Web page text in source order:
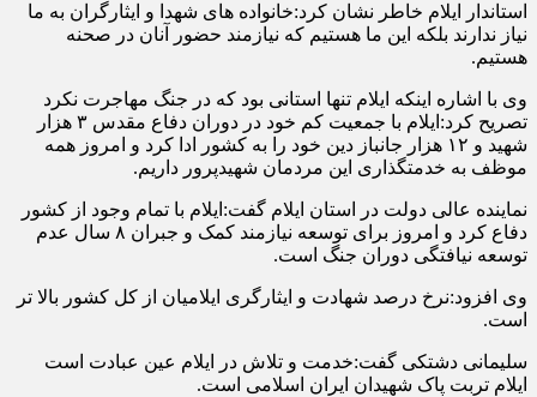
استاندار ایلام خاطر نشان کرد:خانواده های شهدا و ایثارگران به ما
نیاز ندارند بلکه این ما هستیم که نیازمند حضور آنان در صحنه
هستیم.
وی با اشاره اینکه ایلام تنها استانی بود که در جنگ مهاجرت نکرد
تصریح کرد:ایلام با جمعیت کم خود در دوران دفاع مقدس ۳ هزار
شهید و ۱۲ هزار جانباز دین خود را به کشور ادا کرد و امروز همه
موظف به خدمتگذاری این مردمان شهیدپرور داریم.
نماینده عالی دولت در استان ایلام گفت:ایلام با تمام وجود از کشور
دفاع کرد و امروز برای توسعه نیازمند کمک و جبران ۸ سال عدم
توسعه نیافتگی دوران جنگ است.
وی افزود:نرخ درصد شهادت و ایثارگری ایلامیان از کل کشور بالا تر
است.
سلیمانی دشتکی گفت:خدمت و تلاش در ایلام عین عبادت است
ایلام تربت پاک شهیدان ایران اسلامی است.